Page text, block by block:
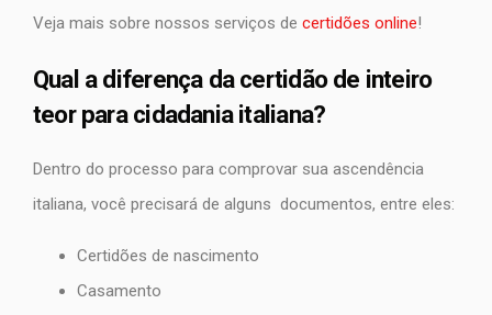
Veja mais sobre nossos serviços de certidões online!
Qual a diferença da certidão de inteiro
teor para cidadania italiana?
Dentro do processo para comprovar sua ascendência
italiana, você precisará de alguns documentos, entre eles:
Certidões de nascimento
Casamento